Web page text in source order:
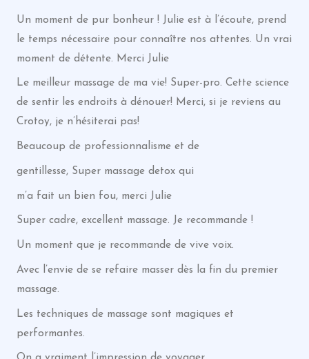
Un moment de pur bonheur ! Julie est à l’écoute, prend
le temps nécessaire pour connaître nos attentes. Un vrai
moment de détente. Merci Julie
Le meilleur massage de ma vie! Super-pro. Cette science
de sentir les endroits à dénouer! Merci, si je reviens au
Crotoy, je n’hésiterai pas!
Beaucoup de professionnalisme et de
gentillesse, Super massage detox qui
m’a fait un bien fou, merci Julie
Super cadre, excellent massage. Je recommande !
Un moment que je recommande de vive voix.
Avec l’envie de se refaire masser dès la fin du premier
massage.
Les techniques de massage sont magiques et
performantes.